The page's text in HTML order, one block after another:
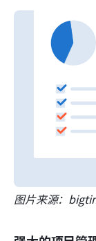
图片来源：